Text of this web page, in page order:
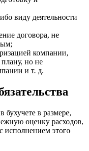
виду деятельности
договора, не
компании,
но не
и т. д.
бухучете в размере,
оценку расходов,
исполнением этого